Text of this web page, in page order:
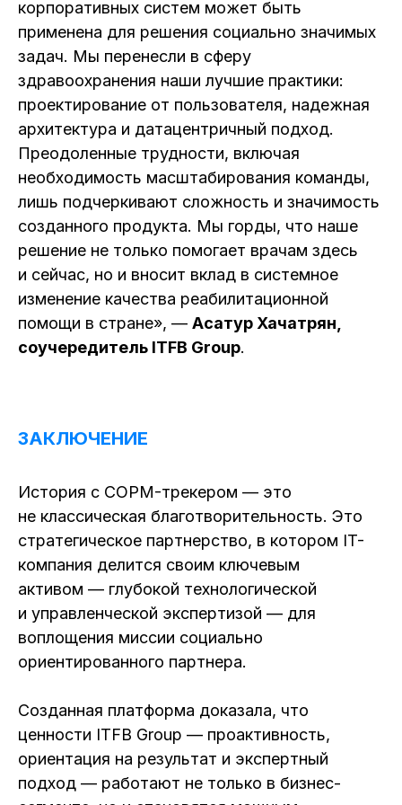
корпоративных систем может быть
применена для решения социально значимых
задач. Мы перенесли в сферу
здравоохранения наши лучшие практики:
проектирование от пользователя, надежная
архитектура и датацентричный подход.
Преодоленные трудности, включая
необходимость масштабирования команды,
лишь подчеркивают сложность и значимость
созданного продукта. Мы горды, что наше
решение не только помогает врачам здесь
и сейчас, но и вносит вклад в системное
изменение качества реабилитационной
помощи в стране», — Асатур Хачатрян,
соучередитель ITFB Group.
ЗАКЛЮЧЕНИЕ
История с COPM-трекером — это
не классическая благотворительность. Это
стратегическое партнерство, в котором IT-
компания делится своим ключевым
активом — глубокой технологической
и управленческой экспертизой — для
воплощения миссии социально
ориентированного партнера.
Созданная платформа доказала, что
ценности ITFB Group — проактивность,
ориентация на результат и экспертный
подход — работают не только в бизнес-